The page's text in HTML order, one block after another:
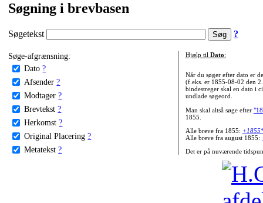
Søgning i brevbasen
Søgetekst ?
Søge-afgrænsning:
Dato ?
Afsender ?
Modtager ?
Brevtekst ?
Herkomst ?
Original Placering ?
Metatekst ?
Hjælp til Dato:
Når du søger efter dato er
(f.eks. er 1855-08-02 den
bindestreger skal en dato i
undlade søgeord.
Man skal altså søge efter
1855.
Alle breve fra 1855:
Alle breve fra august 1855:
Det er på nuværende